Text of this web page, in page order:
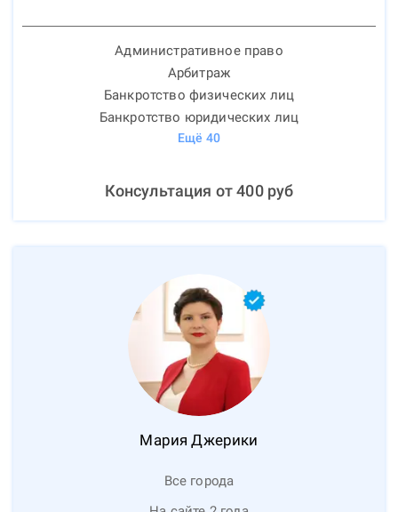
Административное право
Арбитраж
Банкротство физических лиц
Банкротство юридических лиц
Ещё 40
Консультация от400руб
Мария Джерики
Все города